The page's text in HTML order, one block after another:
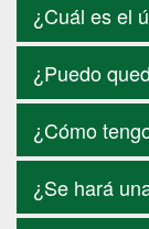
¿Cuál es el
¿Puedo
¿Cómo
¿Se hará